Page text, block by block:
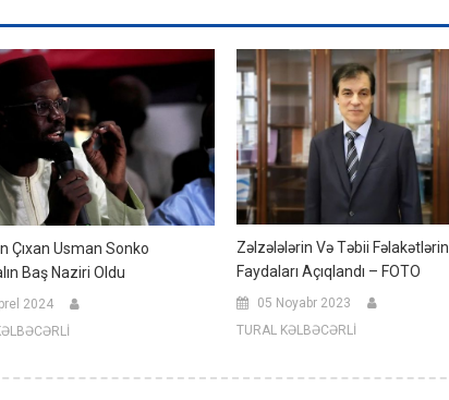
Çıxan Usman Sonko
Baş Naziri Oldu
2024
Zəlzələlərin Və Təbii Fəlakətlərin
Faydaları Açıqlandı – FOTO
05 Noyabr 2023
TURAL KƏLBƏCƏRLİ